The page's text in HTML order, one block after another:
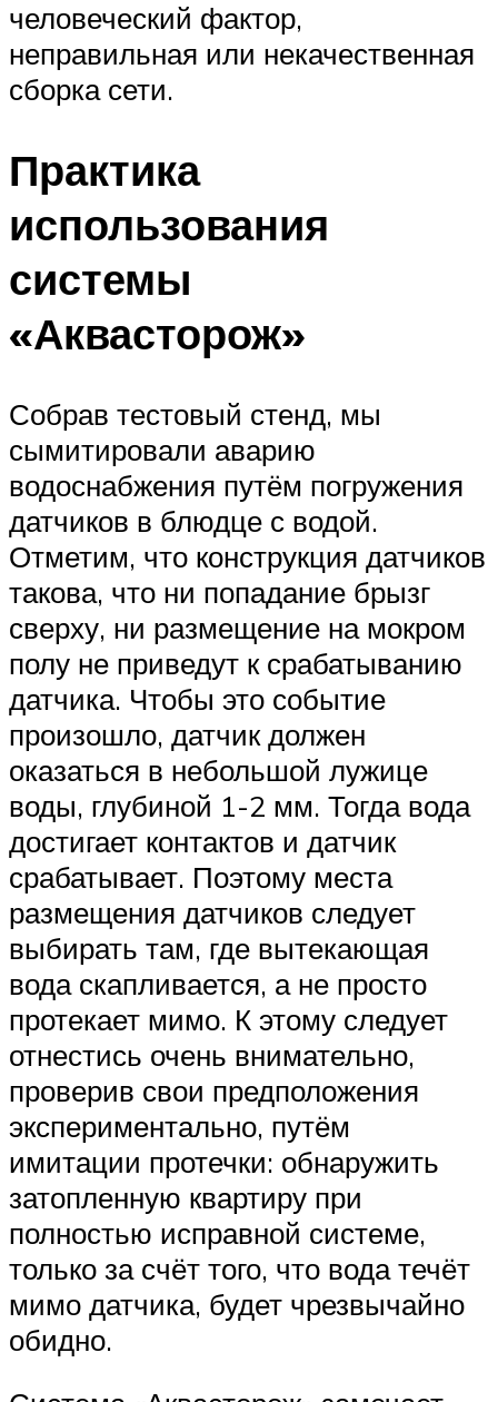
человеческий фактор,
неправильная или некачественная
сборка сети.
Практика
использования
системы
«Аквасторож»
Собрав тестовый стенд, мы
сымитировали аварию
водоснабжения путём погружения
датчиков в блюдце с водой.
Отметим, что конструкция датчиков
такова, что ни попадание брызг
сверху, ни размещение на мокром
полу не приведут к срабатыванию
датчика. Чтобы это событие
произошло, датчик должен
оказаться в небольшой лужице
воды, глубиной 1-2 мм. Тогда вода
достигает контактов и датчик
срабатывает. Поэтому места
размещения датчиков следует
выбирать там, где вытекающая
вода скапливается, а не просто
протекает мимо. К этому следует
отнестись очень внимательно,
проверив свои предположения
экспериментально, путём
имитации протечки: обнаружить
затопленную квартиру при
полностью исправной системе,
только за счёт того, что вода течёт
мимо датчика, будет чрезвычайно
обидно.